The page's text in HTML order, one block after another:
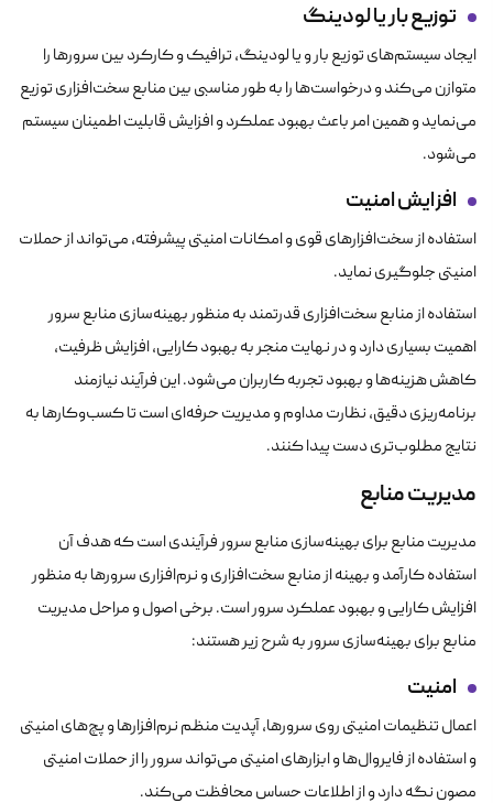
توزیع بار یا لودینگ
ایجاد سیستم‌های توزیع بار و یا لودینگ، ترافیک و کارکرد بین سرورها را
متوازن می‌کند و درخواست‌ها را به طور مناسبی بین منابع سخت‌افزاری توزیع
می‌نماید و همین امر باعث بهبود عملکرد و افزایش قابلیت اطمینان سیستم
می‌شود.
افزایش امنیت
استفاده از سخت‌افزارهای قوی و امکانات امنیتی پیشرفته، می‌تواند از حملات
امنیتی جلوگیری نماید.
استفاده از منابع سخت‌افزاری قدرتمند به منظور بهینه‌سازی منابع سرور
اهمیت بسیاری دارد و در نهایت منجر به بهبود کارایی، افزایش ظرفیت،
کاهش هزینه‌ها و بهبود تجربه کاربران می‌شود. این فرآیند نیازمند
برنامه‌ریزی دقیق، نظارت مداوم و مدیریت حرفه‌ای است تا کسب‌وکارها به
نتایج مطلوب‌تری دست پیدا کنند.
مدیریت منابع
مدیریت منابع برای بهینه‌سازی منابع سرور فرآیندی است که هدف آن
استفاده کارآمد و بهینه از منابع سخت‌افزاری و نرم‌افزاری سرورها به منظور
افزایش کارایی و بهبود عملکرد سرور است. برخی اصول و مراحل مدیریت
منابع برای بهینه‌سازی سرور به شرح زیر هستند:
امنیت
اعمال تنظیمات امنیتی روی سرورها، آپدیت منظم نرم‌افزارها و پچ‌های امنیتی
و استفاده از فایروال‌ها و ابزارهای امنیتی می‌تواند سرور را از حملات امنیتی
مصون نگه دارد و از اطلاعات حساس محافظت می‌کند.